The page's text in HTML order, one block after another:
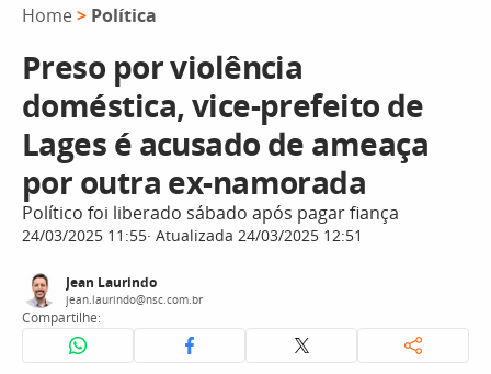
Home > Política
Preso por violência
doméstica, vice-prefeito de
Lages é acusado de ameaça
por outra ex-namorada
Político foi liberado sábado após pagar fiança
24/03/2025 11:55 Atualizada 24/03/2025 12:51
Jean Laurindo
jean.laurindo@nsc.com.br
Compartilhe: